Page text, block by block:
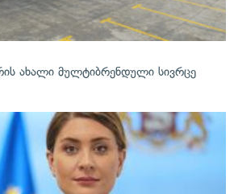
ახალი მულტიბრენდული სივრცე